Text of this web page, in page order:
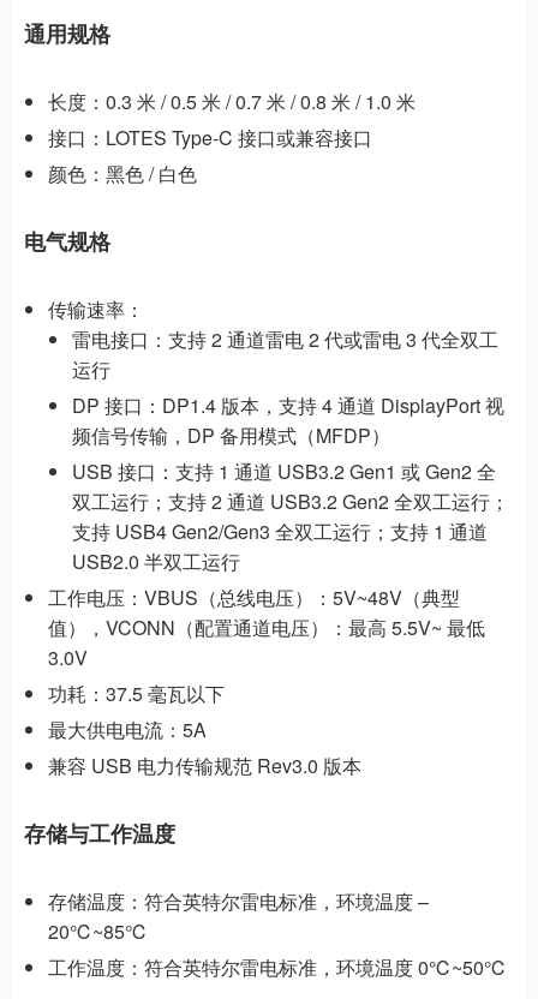
通用规格
长度：0.3 米 / 0.5 米 / 0.7 米 / 0.8 米 / 1.0 米
接口：LOTES Type-C 接口或兼容接口
颜色：黑色 / 白色
电气规格
传输速率：
雷电接口：支持 2 通道雷电 2 代或雷电 3 代全双工
运行
DP 接口：DP1.4 版本，支持 4 通道 DisplayPort 视
频信号传输，DP 备用模式（MFDP）
USB 接口：支持 1 通道 USB3.2 Gen1 或 Gen2 全
双工运行；支持 2 通道 USB3.2 Gen2 全双工运行；
支持 USB4 Gen2/Gen3 全双工运行；支持 1 通道
USB2.0 半双工运行
工作电压：VBUS（总线电压）：5V~48V（典型
值），VCONN（配置通道电压）：最高 5.5V~ 最低
3.0V
功耗：37.5 毫瓦以下
最大供电电流：5A
兼容 USB 电力传输规范 Rev3.0 版本
存储与工作温度
存储温度：符合英特尔雷电标准，环境温度 –
20℃~85℃
工作温度：符合英特尔雷电标准，环境温度 0℃~50℃